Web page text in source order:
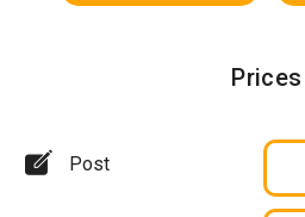
Prices
Post